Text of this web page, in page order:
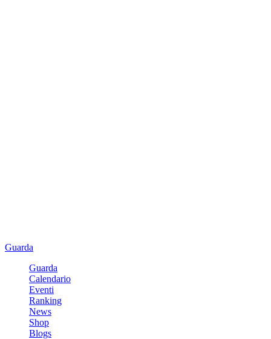
Guarda
Guarda
Calendario
Eventi
Ranking
News
Shop
Blogs